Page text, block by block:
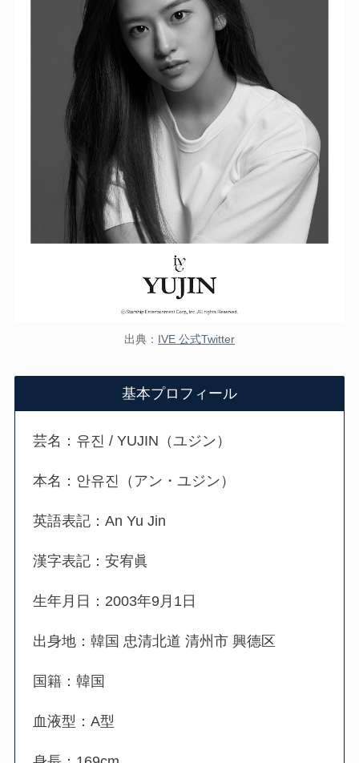
出典： IVE 公式Twitter
基本プロフィール
芸名： 유진 / YUJIN（ユジン）
本名：안유진（アン・ユジン）
英語表記：An Yu Jin
漢字表記：安宥眞
生年月日：2003年9月1日
出身地：韓国 忠清北道 清州市 興德区
国籍：韓国
血液型：A型